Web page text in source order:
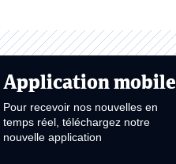
Application mobile
Pour recevoir nos nouvelles en
temps réel, téléchargez notre
nouvelle application